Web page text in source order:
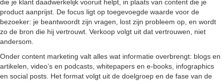
die je klant daadwerkelijk vooruit helpt, in plaats van content die je
product aanprijst. De focus ligt op toegevoegde waarde voor de
bezoeker: je beantwoordt zijn vragen, lost zijn probleem op, en wordt
zo de bron die hij vertrouwt. Verkoop volgt uit dat vertrouwen, niet
andersom.
Onder content marketing valt alles wat informatie overbrengt: blogs en
artikelen, video’s en podcasts, whitepapers en e-books, infographics
en social posts. Het format volgt uit de doelgroep en de fase van de